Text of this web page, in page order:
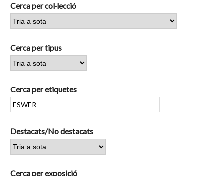
Cerca per col·lecció
Cerca per tipus
Cerca per etiquetes
Destacats/No destacats
Cerca per exposició